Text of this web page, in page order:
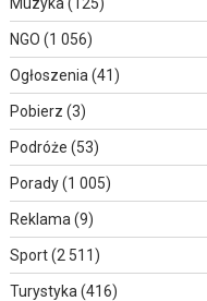
NGO (1 056)
Ogłoszenia (41)
Pobierz (3)
Podróże (53)
Porady(1 005)
Reklama (9)
Sport(2 511)
Turystyka (416)